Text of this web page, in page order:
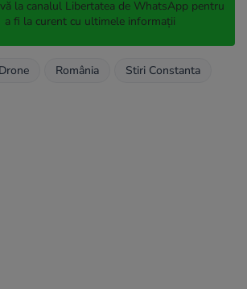
la canalul Libertatea de WhatsApp pentru
a fi la curent cu ultimele informații
Drone România
Stiri Constanta